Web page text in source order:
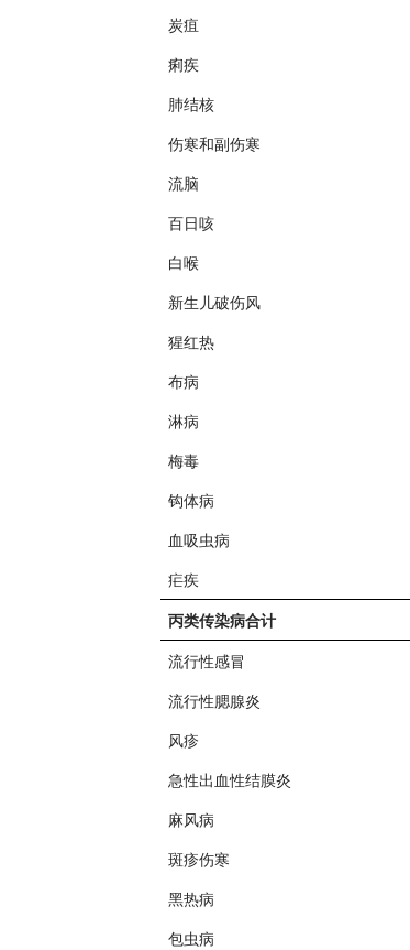
炭疽
痢疾
肺结核
伤寒和副伤寒
流脑
百日咳
白喉
新生儿破伤风
猩红热
布病
淋病
梅毒
钩体病
血吸虫病
疟疾
丙类传染病合计
流行性感冒
流行性腮腺炎
风疹
急性出血性结膜炎
麻风病
斑疹伤寒
黑热病
包虫病